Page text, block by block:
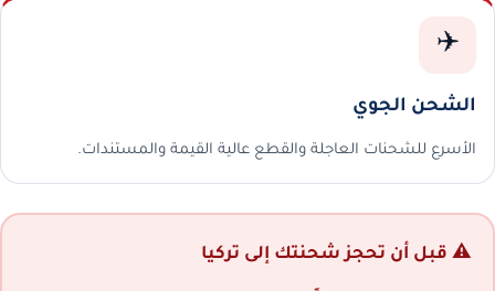
✈️
الشحن الجوي
الأسرع للشحنات العاجلة والقطع عالية القيمة والمستندات.
⚠️ قبل أن تحجز شحنتك إلى تركيا